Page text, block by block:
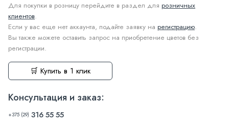
Для покупки в розницу перейдите в раздел для розничных
клиентов.
Если у вас еще нет аккаунта, подайте заявку на регистрацию.
Вы также можете оставить запрос на приобретение цветов без
регистрации.
🛒 Купить в 1 клик
Консультация и заказ:
+375 (29) 316 55 55